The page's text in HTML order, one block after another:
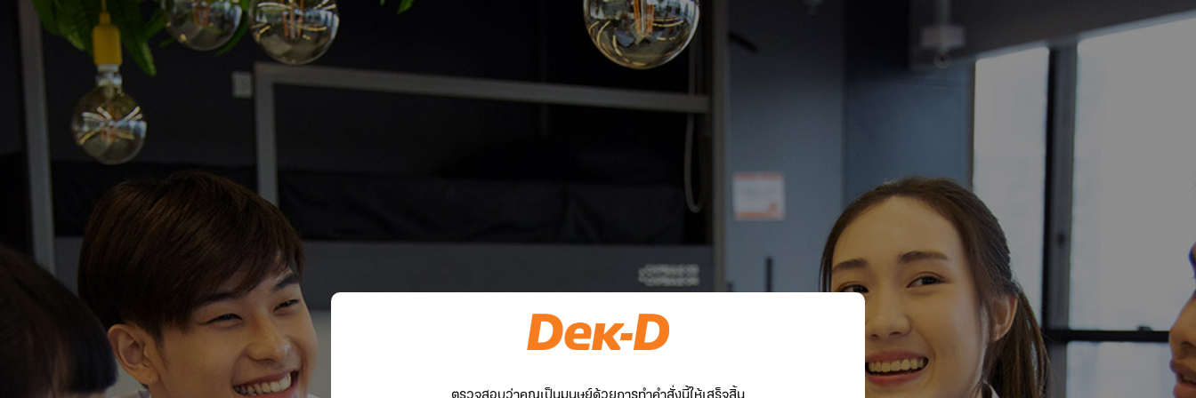
ตรวจสอบว่าคุณเป็นมนุษย์ด้วยการทำคำสั่งนี้ให้เสร็จสิ้น